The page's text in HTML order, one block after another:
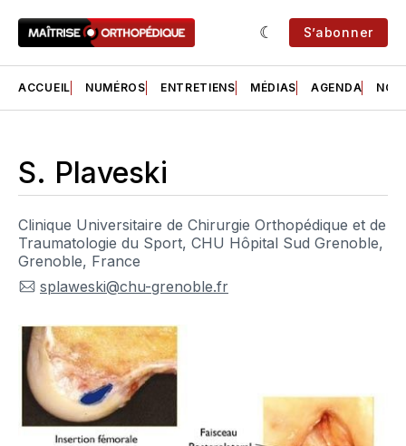
S’abonner
ACCUEIL NUMÉROS ENTRETIENS MÉDIAS AGENDA NOS
S. Plaveski
Clinique Universitaire de Chirurgie Orthopédique et de
Traumatologie du Sport, CHU Hôpital Sud Grenoble,
Grenoble, France
splaweski@chu-grenoble.fr